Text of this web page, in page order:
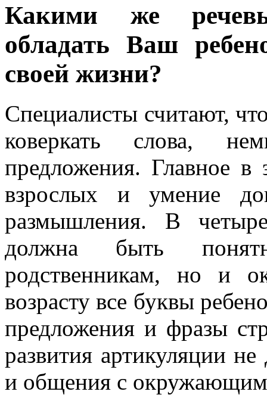
Какими же
обладать Ваш
своей жизни?
Специалисты считают,
коверкать слова,
предложения. Главное в
взрослых и умение
размышления. В
должна быть
родственникам, но и
возрасту все буквы
предложения и фразы
развития артикуляции
и общения с